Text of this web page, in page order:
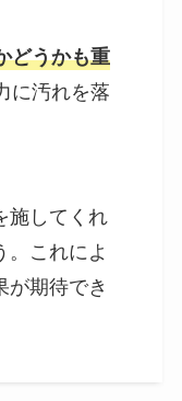
どうかも重
に汚れを落
施してくれ
。これによ
が期待でき